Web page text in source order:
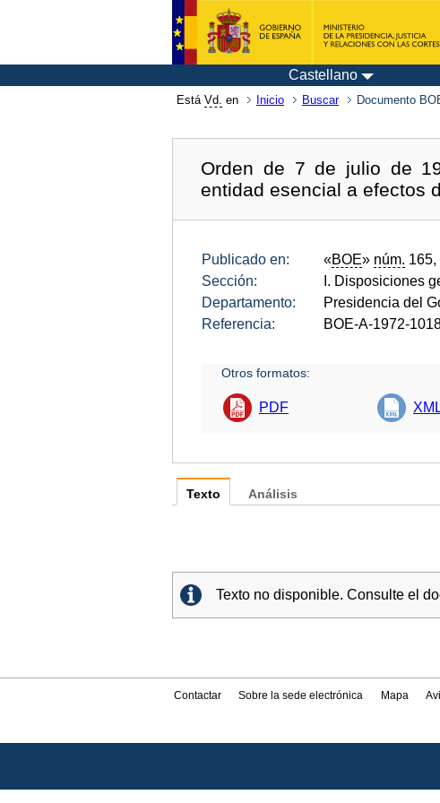
Castellano
Está Vd. en Inicio Buscar Documento
Orden de 7 de julio de
entidad esencial a efectos
Publicado en: «BOE» núm. 165,
Sección:
I. Disposiciones
Departamento:
Presidencia del
Referencia:
BOE-A-1972-
Otros formatos:
PDF
Texto
Texto no disponible. Consulte el
Análisis
Contactar Sobre la sede electrónica Mapa